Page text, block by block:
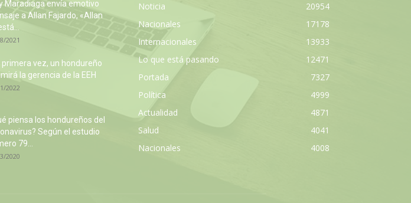
Maradiaga envía emotivo
a Allan Fajardo, «Allan
2021
primera vez, un hondureño
la gerencia de la EEH
2022
piensa los hondureños del
Según el estudio
79...
2020
Noticia
20954
Nacionales
17178
Internacionales
13933
Lo que está pasando
12471
Portada
7327
Política
4999
Actualidad
4871
Salud
4041
Nacionales
4008